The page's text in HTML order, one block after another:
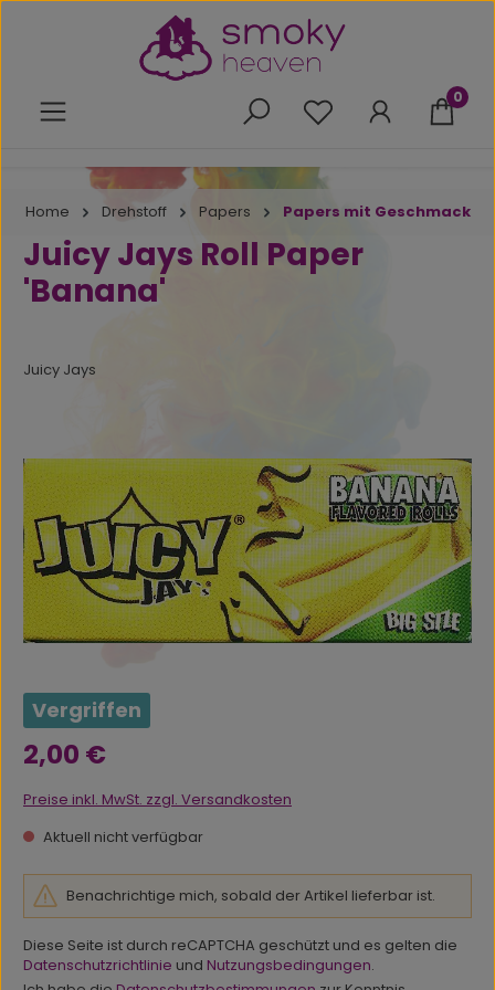
Zum Hauptinhalt springen
Du hast 0 Produkte
0
Home Drehstoff Papers Papers mit Geschmack
Juicy Jays Roll Paper
'Banana'
Juicy Jays
Vergriffen
Regulärer Preis:
2,00 €
Preise inkl. MwSt. zzgl. Versandkosten
Aktuell nicht verfügbar
Benachrichtige mich, sobald der Artikel lieferbar ist.
Diese Seite ist durch reCAPTCHA geschützt und es gelten die
Datenschutzrichtlinie und Nutzungsbedingungen.